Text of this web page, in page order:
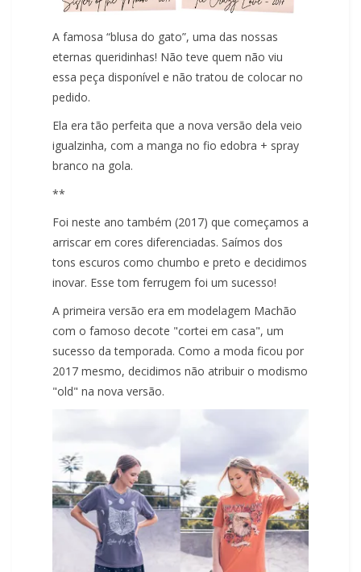
A famosa “blusa do gato”, uma das nossas
eternas queridinhas! Não teve quem não viu
essa peça disponível e não tratou de colocar no
pedido.
Ela era tão perfeita que a nova versão dela veio
igualzinha, com a manga no fio edobra + spray
branco na gola.
**
Foi neste ano também (2017) que começamos a
arriscar em cores diferenciadas. Saímos dos
tons escuros como chumbo e preto e decidimos
inovar. Esse tom ferrugem foi um sucesso!
A primeira versão era em modelagem Machão
com o famoso decote "cortei em casa", um
sucesso da temporada. Como a moda ficou por
2017 mesmo, decidimos não atribuir o modismo
"old" na nova versão.